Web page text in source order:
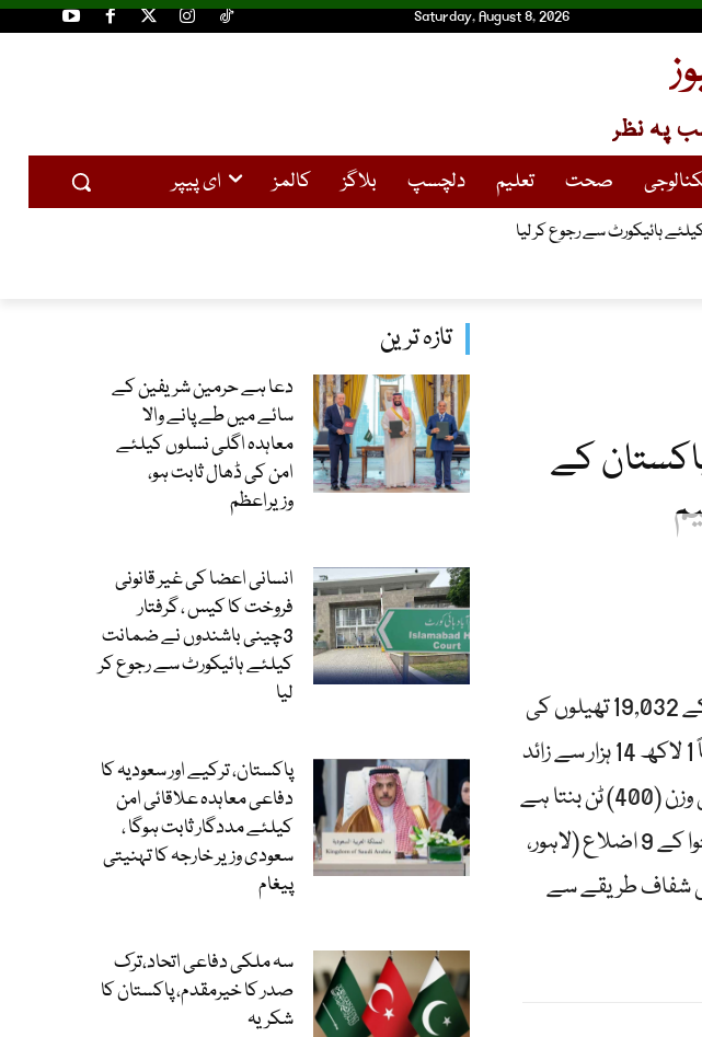
Saturday, August 8, 2026
پہ نظر
صحت تعلیم دلچسپ بلاگز کالمز ای پیپر
تازہ ترین
دعا ہے حرمین شریفین کے
سائے میں طے پانے والا
معاہدہ اگلی نسلوں کیلئے
امن کی ڈھال ثابت ہو،
وزیراعظم
انسانی اعضا کی غیر قانونی
فروخت کا کیس ، گرفتار
3چینی باشندوں نے ضمانت
کیلئے ہائیکورٹ سے رجوع کر
لیا
پاکستان، ترکیے اور سعودیہ کا
دفاعی معاہدہ علاقائی امن
کیلئے مددگار ثابت ہوگا ،
سعودی وزیر خارجہ کا تہنیتی
پیغام
سہ ملکی دفاعی اتحاد،ترک
صدر کا خیرمقدم، پاکستان کا
شکریہ
کے
اسلام آباد(آئی پی ایس) شاہ سلمان کے فلاحی امدادی ادارے کی طرف سے چاولوں کے 19,032 تھیلوں کی
تقسیم شروع کی جارہی ہے جس سے صوبہ پنجاب اور صوبہ خیبر پختونخوا کے تقریباً 1 لاکھ 14 ہزار سے زائد
افراد مستفید ہوں گے۔ایک چاولوں کا تھیلا 21کلو پر مشتمل ہے۔ جس کا مجموعی وزن (400) ٹن بنتا ہے
جو کہ مقامی حکومت کے تعاون سے 10 مئی سے صوبہ پنجاب اور صوبہ خیبر پختونخوا کے 9 اضلاع (لاہور،
شفاف طریقے سے